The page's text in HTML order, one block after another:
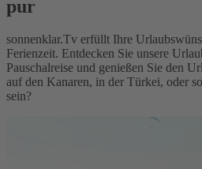
pur
sonnenklar.Tv erfüllt Ihre
Ferienzeit. Entdecken Sie unsere
Pauschalreise und genießen Sie den
auf den Kanaren, in der Türkei, oder
sein?